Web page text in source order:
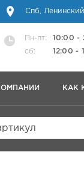
Спб,
Пн-пт:
10:00 -
сб:
12:00 -
КАК